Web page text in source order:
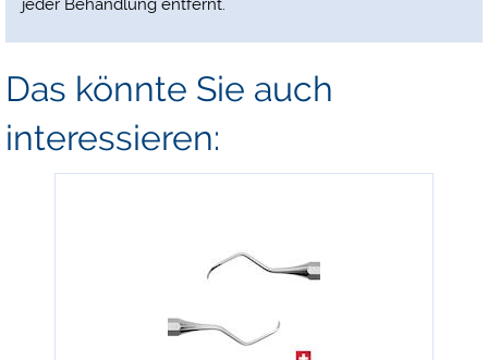
jeder Behandlung entfernt.
Das könnte Sie auch
interessieren: